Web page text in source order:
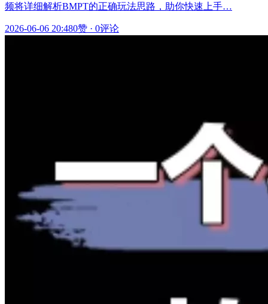
频将详细解析BMPT的正确玩法思路，助你快速上手…
2026-06-06 20:480赞 · 0评论